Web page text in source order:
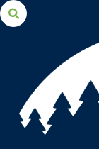
Search for: